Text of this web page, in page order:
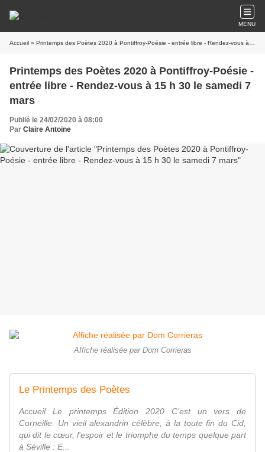
MENU
Accueil » Printemps des Poètes 2020 à Pontiffroy-Poésie - entrée libre - Rendez-vous à 15 h 30 le samedi 7 mars
Printemps des Poètes 2020 à Pontiffroy-Poésie -
entrée libre - Rendez-vous à 15 h 30 le samedi 7
mars
Publié le 24/02/2020 à 08:00
Par Claire Antoine
Affiche réalisée par Dom Corrieras
Le Printemps des Poètes
Accueil Le printemps Édition 2020 C'est un vers de
Corneille. Un vieil alexandrin célèbre, à la toute fin du Cid,
qui dit le cœur, l'espoir et le triomphe du temps quelque part
à Séville : E...